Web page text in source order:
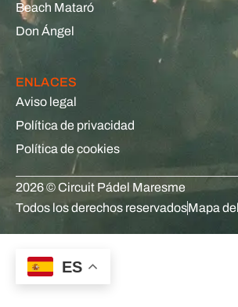
Beach Mataró
Don Ángel
ENLACES
Aviso legal
Política de privacidad
Política de cookies
2026 © Circuit Pádel Maresme
Todos los derechos reservadosMapa
ES